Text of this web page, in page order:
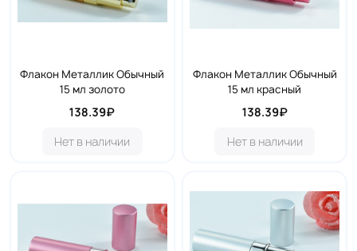
Флакон Металлик Обычный
15 мл золото
138.39₽
Нет в наличии
Флакон Металлик Обычный
15 мл красный
138.39₽
Нет в наличии